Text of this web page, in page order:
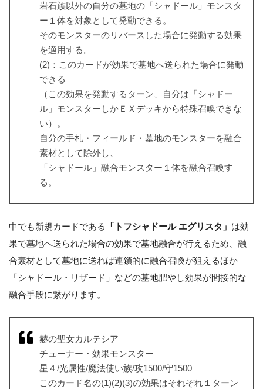
岩石族以外の自分の墓地の「シャドール」モンスタ
ー１体を対象として発動できる。
そのモンスターのリバースした場合に発動する効果
を適用する。
(2)：このカードが効果で墓地へ送られた場合に発動
できる
（この効果を発動するターン、自分は「シャドー
ル」モンスターしかＥＸデッキから特殊召喚できな
い）。
自分の手札・フィールド・墓地のモンスターを融合
素材として除外し、
「シャドール」融合モンスター１体を融合召喚す
る。
中でも新規カードである 「トフシャドール エグリスタ」 は効
果で墓地へ送られた場合の効果で墓地融合が行えるため、融
合素材として墓地に送れば連鎖的に融合召喚が狙えるほか
「シャドール・リザード」などの墓地肥やし効果が間接的な
融合手段に繋がります。
赫の聖女カルテシア
チューナー・効果モンスター
星４/光属性/魔法使い族/攻1500/守1500
このカード名の(1)(2)(3)の効果はそれぞれ１ターン